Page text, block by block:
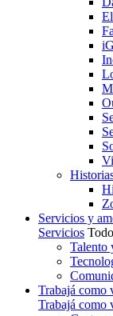
Servicios y
Servicios
Talento
Trabajá como
Trabajá como